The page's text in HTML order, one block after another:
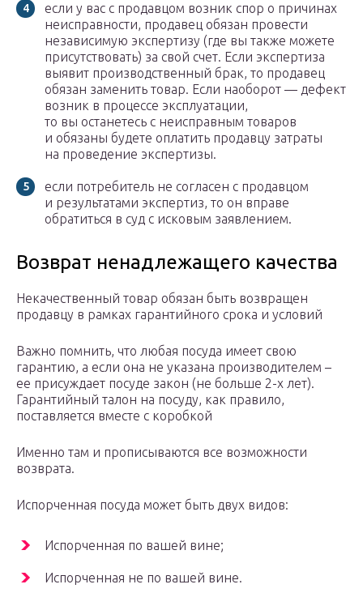
если у вас с продавцом возник спор о причинах
неисправности, продавец обязан провести
независимую экспертизу (где вы также можете
присутствовать) за свой счет. Если экспертиза
выявит производственный брак, то продавец
обязан заменить товар. Если наоборот — дефект
возник в процессе эксплуатации,
то вы останетесь с неисправным товаров
и обязаны будете оплатить продавцу затраты
на проведение экспертизы.
если потребитель не согласен с продавцом
и результатами экспертиз, то он вправе
обратиться в суд с исковым заявлением.
Возврат ненадлежащего качества
Некачественный товар обязан быть возвращен
продавцу в рамках гарантийного срока и условий
Важно помнить, что любая посуда имеет свою
гарантию, а если она не указана производителем –
ее присуждает посуде закон (не больше 2-х лет).
Гарантийный талон на посуду, как правило,
поставляется вместе с коробкой
Именно там и прописываются все возможности
возврата.
Испорченная посуда может быть двух видов:
Испорченная по вашей вине;
Испорченная не по вашей вине.